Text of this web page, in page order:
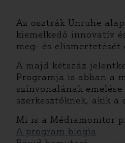
Az osztrák Unruhe
kiemelkedő innovatív
meg- és elismertetését
A majd kétszáz
Programja is abban a
színvonalának
szerkesztőknek, akik
Mi is a Médiamonitor
A program blogja